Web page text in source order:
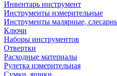
Инвентарь инструмент
Инструменты измерительные
Инструменты малярные,
Ключи
Наборы инструментов
Отвертки
Расходные материалы
Рулетка измерительная
Сумки, ящики